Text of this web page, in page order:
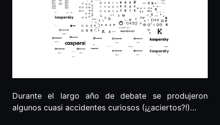
Durante el largo año de debate se produjeron
algunos cuasi accidentes curiosos (¡¿aciertos?!)…